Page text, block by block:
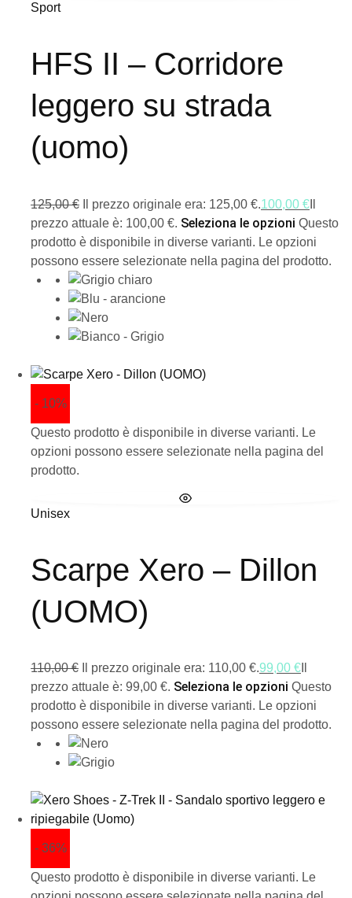
Sport
HFS II – Corridore
leggero su strada
(uomo)
125,00€ Il prezzo originale era: 125,00 €.100,00 €
prezzo attuale è: 100,00 €. Seleziona le opzioni Questo
prodotto è disponibile in diverse varianti. Le opzioni
possono essere selezionate nella pagina del prodotto.
- 10%
Questo prodotto è disponibile in diverse varianti. Le
opzioni possono essere selezionate nella pagina del
prodotto.
Unisex
Scarpe Xero – Dillon
(UOMO)
110,00€ Il prezzo originale era: 110,00 €.99,00 €
prezzo attuale è: 99,00 €. Seleziona le opzioni Questo
prodotto è disponibile in diverse varianti. Le opzioni
possono essere selezionate nella pagina del prodotto.
- 36%
Questo prodotto è disponibile in diverse varianti. Le